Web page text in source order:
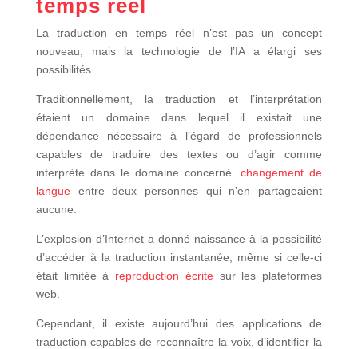
temps réel
La traduction en temps réel n’est pas un concept
nouveau, mais la technologie de l’IA a élargi ses
possibilités.
Traditionnellement, la traduction et l’interprétation
étaient un domaine dans lequel il existait une
dépendance nécessaire à l’égard de professionnels
capables de traduire des textes ou d’agir comme
interprète dans le domaine concerné.changement de
langue entre deux personnes qui n’en partageaient
aucune.
L’explosion d’Internet a donné naissance à la possibilité
d’accéder à la traduction instantanée, même si celle-ci
était limitée à reproduction écritesur les plateformes
web.
Cependant, il existe aujourd’hui des applications de
traduction capables de reconnaître la voix, d’identifier la